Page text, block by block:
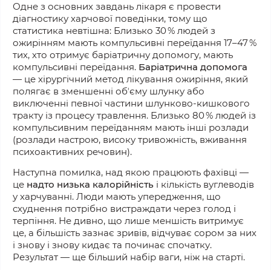
Одне з основних завдань лікаря є провести
діагностику харчової поведінки, тому що
статистика невтішна: Близько 30 % людей з
ожирінням мають компульсивні переїдання 17–47 %
тих, хто отримує баріатричну допомогу, мають
компульсивні переїдання. Баріатрична допомога
— це хірургічний метод лікування ожиріння, який
полягає в зменшенні обʼєму шлунку або
виключенні певної частини шлунково-кишкового
тракту із процесу травлення. Близько 80 % людей із
компульсивним переїданням мають інші розлади
(розлади настрою, високу тривожність, вживання
психоактивних речовин).
Наступна помилка, над якою працюють фахівці —
це надто низька калорійність і кількість вуглеводів
у харчуванні. Люди мають упередження, що
схуднення потрібно вистраждати через голод і
терпіння. Не дивно, що лише меншість витримує
це, а більшість зазнає зривів, відчуває сором за них
і знову і знову кидає та починає спочатку.
Результат — ще більший набір ваги, ніж на старті.